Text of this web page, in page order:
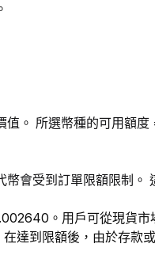
。 所選幣種的可用額
會受到訂單限額限制。
。用戶可從現貨
到限額後，由於存款